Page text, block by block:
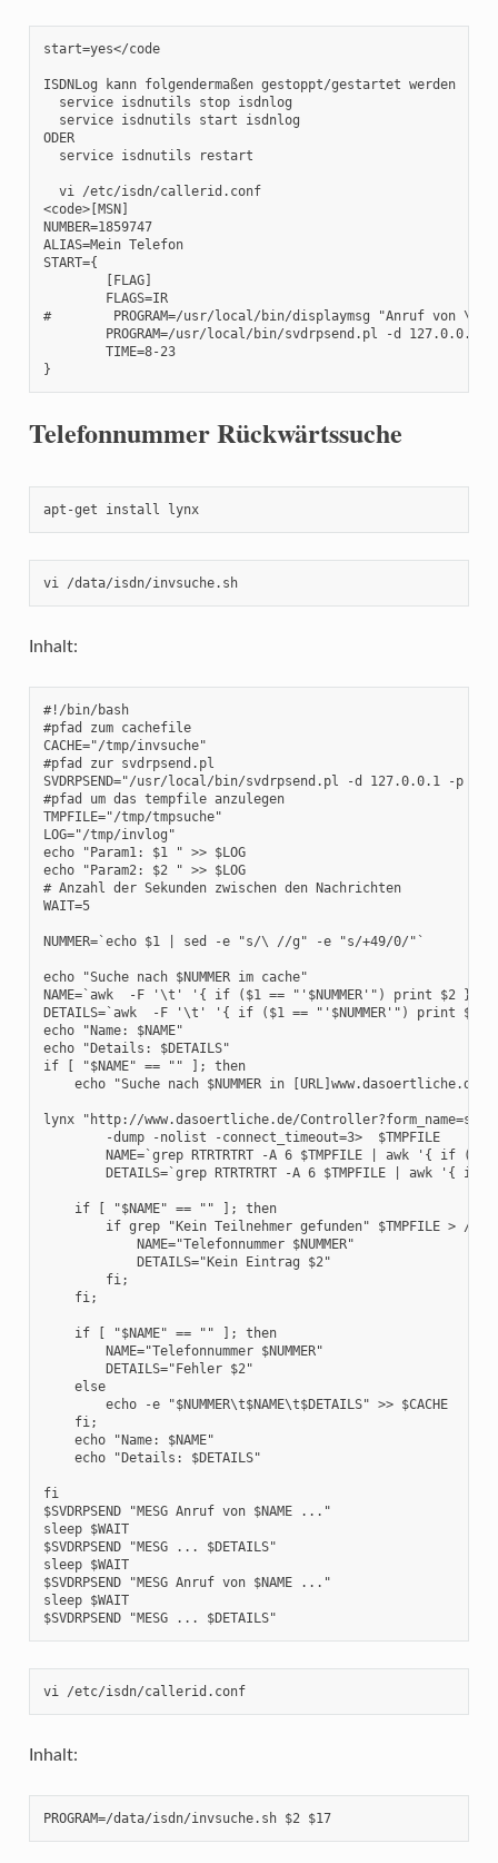
start=yes</code
ISDNLog kann folgendermaßen gestoppt/gestartet werden
  service isdnutils stop isdnlog
  service isdnutils start isdnlog
ODER
  service isdnutils restart
  vi /etc/isdn/callerid.conf
<code>[MSN]
NUMBER=1859747
ALIAS=Mein Telefon
START={
        [FLAG]
        FLAGS=IR
#        PROGRAM=/usr/local/bin/displaymsg "Anruf von
PROGRAM=/usr/local/bin/svdrpsend.pl -d 127.0.0.1
        TIME=8-23
}
Telefonnummer Rückwärtssuche
apt-get install lynx
vi /data/isdn/invsuche.sh
Inhalt:
#!/bin/bash
#pfad zum cachefile
CACHE="/tmp/invsuche"
#pfad zur svdrpsend.pl
SVDRPSEND="/usr/local/bin/svdrpsend.pl -d 127.0.0.1 -p
#pfad um das tempfile anzulegen
TMPFILE="/tmp/tmpsuche"
LOG="/tmp/invlog"
echo "Param1: $1 " >> $LOG
echo "Param2: $2 " >> $LOG
# Anzahl der Sekunden zwischen den Nachrichten
WAIT=5
NUMMER=`echo $1 | sed -e "s/\ //g" -e "s/+49/0/"`
echo "Suche nach $NUMMER im cache"
NAME=`awk  -F '\t' '{ if ($1 == "'$NUMMER'") print $2 }'
DETAILS=`awk  -F '\t' '{ if ($1 == "'$NUMMER'") print $3 }'
echo "Name: $NAME"
echo "Details: $DETAILS"
if [ "$NAME" == "" ]; then
echo "Suche nach $NUMMER in [URL]www.dasoertliche.de[/
lynx "http://www.dasoertliche.de/
        -dump -nolist -connect_timeout=3>  $TMPFILE
NAME=`grep RTRTRTRT -A 6 $TMPFILE | awk '{ if
DETAILS=`grep RTRTRTRT -A 6 $TMPFILE | awk '{ if
    if [ "$NAME" == "" ]; then
if grep "Kein Teilnehmer gefunden" $TMPFILE > /
            NAME="Telefonnummer $NUMMER"
            DETAILS="Kein Eintrag $2"
        fi;
    fi;
    if [ "$NAME" == "" ]; then
        NAME="Telefonnummer $NUMMER"
        DETAILS="Fehler $2"
    else
        echo -e "$NUMMER\t$NAME\t$DETAILS" >> $CACHE
    fi;
    echo "Name: $NAME"
    echo "Details: $DETAILS"
fi
$SVDRPSEND "MESG Anruf von $NAME ..."
sleep $WAIT
$SVDRPSEND "MESG ... $DETAILS"
sleep $WAIT
$SVDRPSEND "MESG Anruf von $NAME ..."
sleep $WAIT
$SVDRPSEND "MESG ... $DETAILS"
vi /etc/isdn/callerid.conf
Inhalt:
PROGRAM=/data/isdn/invsuche.sh $2 $17